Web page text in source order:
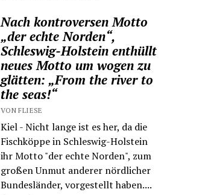
Nach kontroversen Motto
„der echte Norden“,
Schleswig-Holstein enthüllt
neues Motto um wogen zu
glätten: „From the river to
the seas!“
VON FLIESE
Kiel - Nicht lange ist es her, da die
Fischköppe in Schleswig-Holstein
ihr Motto "der echte Norden", zum
großen Unmut anderer nördlicher
Bundesländer, vorgestellt haben....